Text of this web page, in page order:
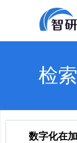
检
数字化在